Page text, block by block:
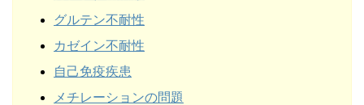
グルテン不耐性
カゼイン不耐性
自己免疫疾患
メチレーションの問題